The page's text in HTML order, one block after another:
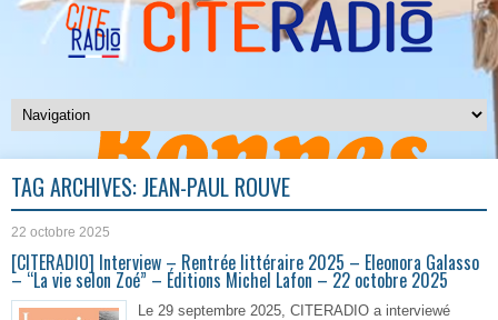
TAG ARCHIVES:JEAN-PAUL ROUVE
22 octobre 2025
[CITERADIO] Interview – Rentrée littéraire 2025 – Eleonora Galasso
– “La vie selon Zoé” – Éditions Michel Lafon – 22 octobre 2025
Le 29 septembre 2025, CITERADIO a interviewé